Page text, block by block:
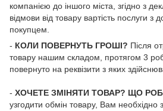
компанією до іншого міста, згідно з
відмови від товару вартість послуги з
покупцем.
- КОЛИ ПОВЕРНУТЬ ГРОШІ? Після
товару нашим складом, протягом 3
повернуто на реквізити з яких
- ХОЧЕТЕ ЗМІНЯТИ ТОВАР? ЩО
узгодити обмін товару, Вам необхідно